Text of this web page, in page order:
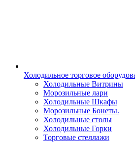
Холодильное торговое
Холодильные Витрины
Морозильные лари
Холодильные Шкафы
Морозильные Бонеты.
Холодильные столы
Холодильные Горки
Торговые стеллажи